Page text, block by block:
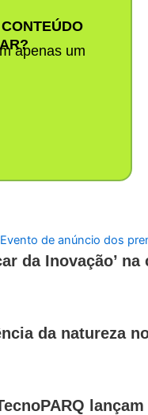
apenas um
da Inovação’
da natureza